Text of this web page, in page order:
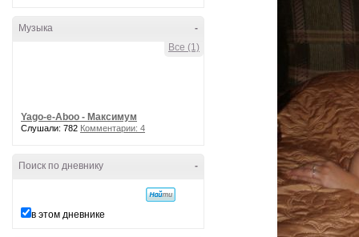
-
Музыка
Все (1)
Yago-e-Aboo - Максимум
Слушали: 782 Комментарии: 4
-
Поиск по дневнику
в этом дневнике